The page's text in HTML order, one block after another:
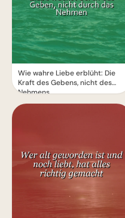
Wie wahre Liebe erblüht: Die
Kraft des Gebens, nicht des
Nehmens